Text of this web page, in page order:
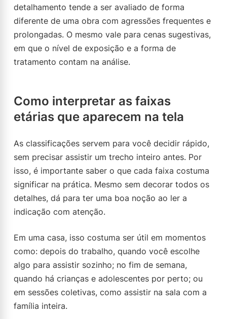
detalhamento tende a ser avaliado de forma
diferente de uma obra com agressões frequentes e
prolongadas. O mesmo vale para cenas sugestivas,
em que o nível de exposição e a forma de
tratamento contam na análise.
Como interpretar as faixas
etárias que aparecem na tela
As classificações servem para você decidir rápido,
sem precisar assistir um trecho inteiro antes. Por
isso, é importante saber o que cada faixa costuma
significar na prática. Mesmo sem decorar todos os
detalhes, dá para ter uma boa noção ao ler a
indicação com atenção.
Em uma casa, isso costuma ser útil em momentos
como: depois do trabalho, quando você escolhe
algo para assistir sozinho; no fim de semana,
quando há crianças e adolescentes por perto; ou
em sessões coletivas, como assistir na sala com a
família inteira.